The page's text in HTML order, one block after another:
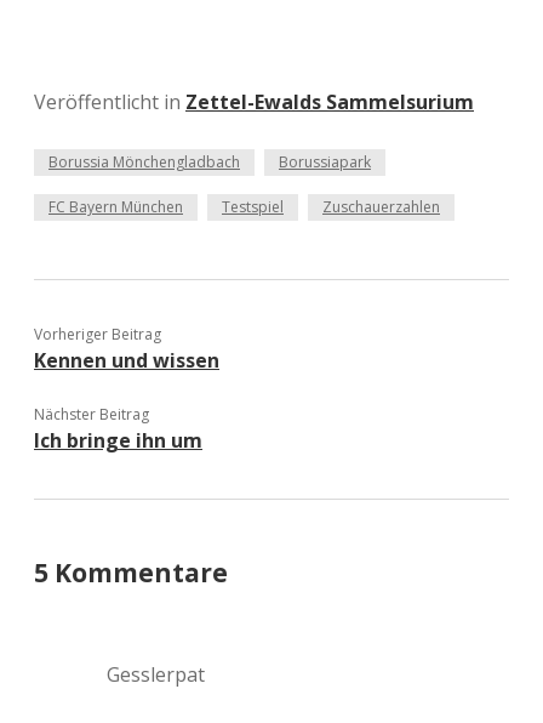
Veröffentlicht in Zettel-Ewalds Sammelsurium
Borussia Mönchengladbach Borussiapark
FC Bayern München Testspiel Zuschauerzahlen
Vorheriger Beitrag
Kennen und wissen
Nächster Beitrag
Ich bringe ihn um
5 Kommentare
Gesslerpat